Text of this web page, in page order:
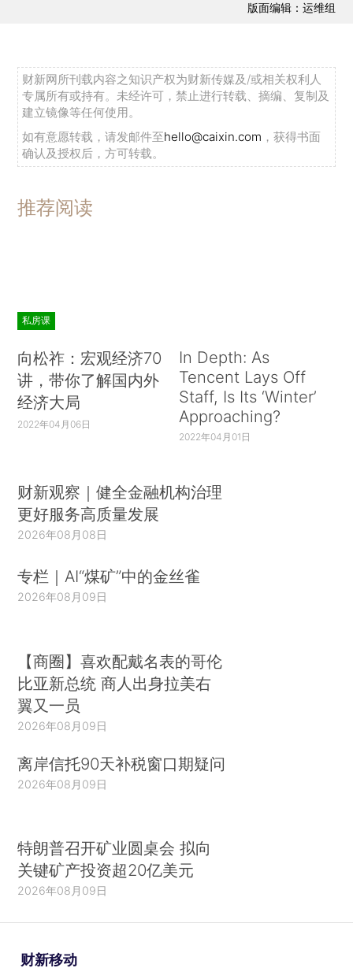
版面编辑：运维组
财新网所刊载内容之知识产权为财新传媒及/或相关权利人
专属所有或持有。未经许可，禁止进行转载、摘编、复制及
建立镜像等任何使用。
如有意愿转载，请发邮件至hello@caixin.com ，获得书面
确认及授权后，方可转载。
推荐阅读
私房课
向松祚：宏观经济70
讲，带你了解国内外
经济大局
2022年04月06日
In Depth: As
Tencent Lays Off
Staff, Is Its ‘Winter’
Approaching?
2022年04月01日
财新观察｜健全金融机构治理
更好服务高质量发展
2026年08月08日
专栏｜AI“煤矿”中的金丝雀
2026年08月09日
【商圈】喜欢配戴名表的哥伦
比亚新总统 商人出身拉美右
翼又一员
2026年08月09日
离岸信托90天补税窗口期疑问
2026年08月09日
特朗普召开矿业圆桌会 拟向
关键矿产投资超20亿美元
2026年08月09日
财新移动